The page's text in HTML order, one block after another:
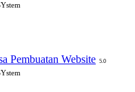
Pembuatan Website 5.0